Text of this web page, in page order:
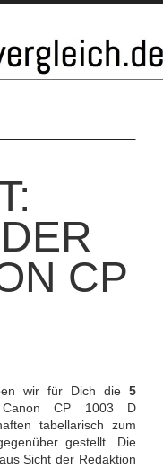
CP
wir für Dich die 5
CP 1003 D
tabellarisch zum
gestellt. Die
Sicht der Redaktion